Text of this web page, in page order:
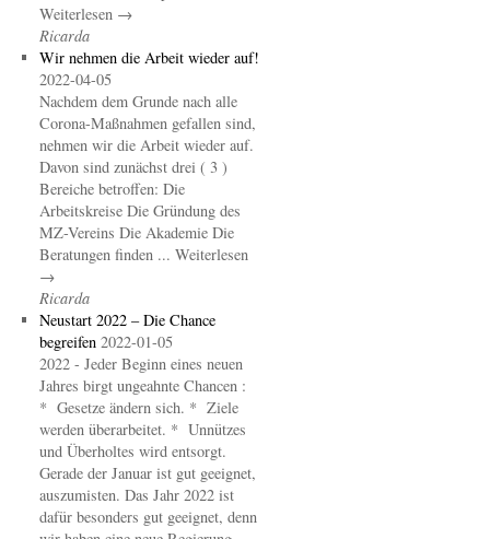
Weiterlesen →
Ricarda
Wir nehmen die Arbeit wieder auf!
2022-04-05
Nachdem dem Grunde nach alle
Corona-Maßnahmen gefallen sind,
nehmen wir die Arbeit wieder auf.
Davon sind zunächst drei ( 3 )
Bereiche betroffen: Die
Arbeitskreise Die Gründung des
MZ-Vereins Die Akademie Die
Beratungen finden ... Weiterlesen
→
Ricarda
Neustart 2022 – Die Chance
begreifen 2022-01-05
2022 - Jeder Beginn eines neuen
Jahres birgt ungeahnte Chancen :
* Gesetze ändern sich. * Ziele
werden überarbeitet. * Unnützes
und Überholtes wird entsorgt.
Gerade der Januar ist gut geeignet,
auszumisten. Das Jahr 2022 ist
dafür besonders gut geeignet, denn